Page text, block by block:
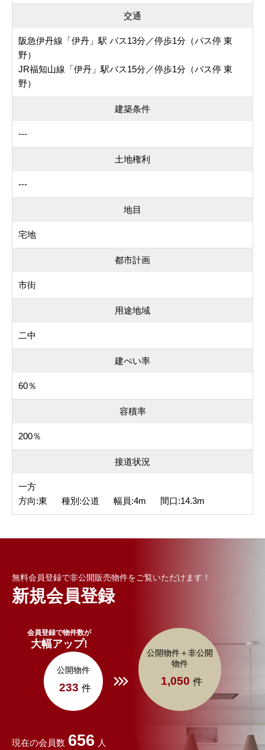
交通
阪急伊丹線「伊丹」駅 バス13分／停歩1分（バス停 東
野）
JR福知山線「伊丹」駅バス15分／停歩1分（バス停 東
野）
建築条件
---
土地権利
---
地目
宅地
都市計画
市街
用途地域
二中
建ぺい率
60％
容積率
200％
接道状況
一方
方向:東 種別:公道 幅員:4m 間口:14.3m
無料会員登録で非公開販売物件をご覧いただけます！
新規会員登録
会員登録で物件数が
大幅アップ!
公開物件
233 件
公開物件＋非公開
物件
1,050 件
現在の会員数 656 人